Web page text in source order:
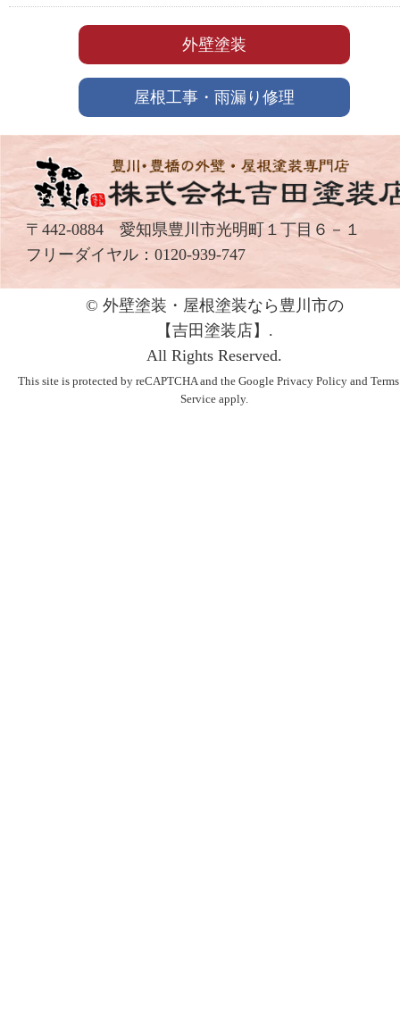
外壁塗装
屋根工事・雨漏り修理
〒442-0884 愛知県豊川市光明町１丁目６－１
フリーダイヤル： 0120-939-747
© 外壁塗装・屋根塗装なら豊川市の
【吉⽥塗装店】.
All Rights Reserved.
This site is protected by reCAPTCHA and the Google Privacy Policyand
Service apply.